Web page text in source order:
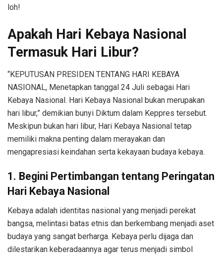
loh!
Apakah Hari Kebaya Nasional
Termasuk Hari Libur?
“KEPUTUSAN PRESIDEN TENTANG HARI KEBAYA
NASIONAL, Menetapkan tanggal 24 Juli sebagai Hari
Kebaya Nasional. Hari Kebaya Nasional bukan merupakan
hari libur,” demikian bunyi Diktum dalam Keppres tersebut.
Meskipun bukan hari libur, Hari Kebaya Nasional tetap
memiliki makna penting dalam merayakan dan
mengapresiasi keindahan serta kekayaan budaya kebaya.
1. Begini Pertimbangan tentang Peringatan
Hari Kebaya Nasional
Kebaya adalah identitas nasional yang menjadi perekat
bangsa, melintasi batas etnis dan berkembang menjadi aset
budaya yang sangat berharga. Kebaya perlu dijaga dan
dilestarikan keberadaannya agar terus menjadi simbol